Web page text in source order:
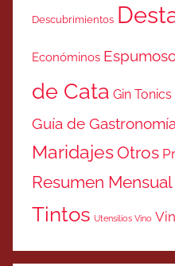
Descubrimientos
Económinos
de Cata Gin Tonics
Guía de Gastronomía
MaridajesOtros
Resumen Mensual
Tintos Utensilios Vino